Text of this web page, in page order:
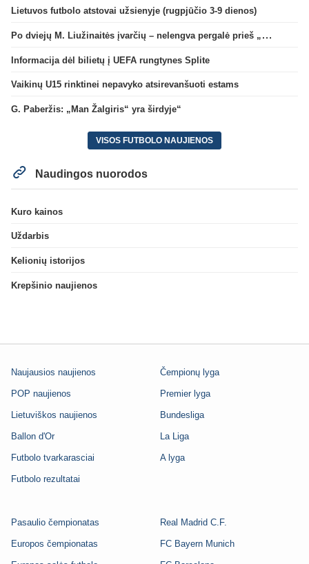
Lietuvos futbolo atstovai užsienyje (rugpjūčio 3-9 dienos)
Po dviejų M. Liužinaitės įvarčių – nelengva pergalė prieš „Bangą“
Informacija dėl bilietų į UEFA rungtynes Splite
Vaikinų U15 rinktinei nepavyko atsirevanšuoti estams
G. Paberžis: „Man Žalgiris“ yra širdyje“
VISOS FUTBOLO NAUJIENOS
Naudingos nuorodos
Kuro kainos
Uždarbis
Kelionių istorijos
Krepšinio naujienos
Naujausios naujienos
POP naujienos
Lietuviškos naujienos
Ballon d'Or
Futbolo tvarkarasciai
Futbolo rezultatai
Čempionų lyga
Premier lyga
Bundesliga
La Liga
A lyga
Pasaulio čempionatas
Europos čempionatas
Real Madrid C.F.
FC Bayern Munich